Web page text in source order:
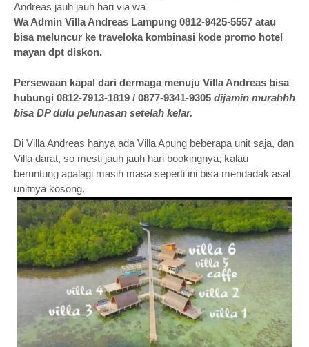
Andreas jauh jauh hari via wa
Wa Admin Villa Andreas Lampung 0812-9425-5557 atau
bisa meluncur ke traveloka kombinasi kode promo hotel
mayan dpt diskon.
Persewaan kapal dari dermaga menuju Villa Andreas bisa
hubungi 0812-7913-1819 / 0877-9341-9305 dijamin murahhh
bisa DP dulu pelunasan setelah kelar.
Di Villa Andreas hanya ada Villa Apung beberapa unit saja, dan
Villa darat, so mesti jauh jauh hari bookingnya, kalau
beruntung apalagi masih masa seperti ini bisa mendadak asal
unitnya kosong.